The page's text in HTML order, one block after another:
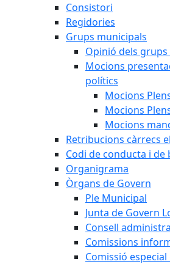
Consistori
Regidories
Grups municipals
Opinió dels
Mocions
polítics
Mocions
Mocions
Mocions
Retribucions càrrecs
Codi de conducta i de
Organigrama
Òrgans de Govern
Ple Municipal
Junta de Govern
Consell
Comissions
Comissió